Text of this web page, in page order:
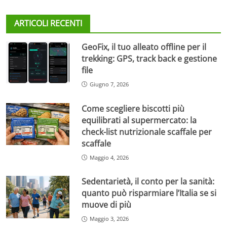
ARTICOLI RECENTI
GeoFix, il tuo alleato offline per il
trekking: GPS, track back e gestione
file
Giugno 7, 2026
Come scegliere biscotti più
equilibrati al supermercato: la
check-list nutrizionale scaffale per
scaffale
Maggio 4, 2026
Sedentarietà, il conto per la sanità:
quanto può risparmiare l’Italia se si
muove di più
Maggio 3, 2026